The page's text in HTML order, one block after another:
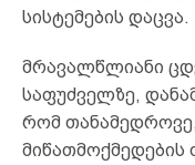
სისტემების დაცვა.
მრავალწლიანი
საფუძველზე,
რომ